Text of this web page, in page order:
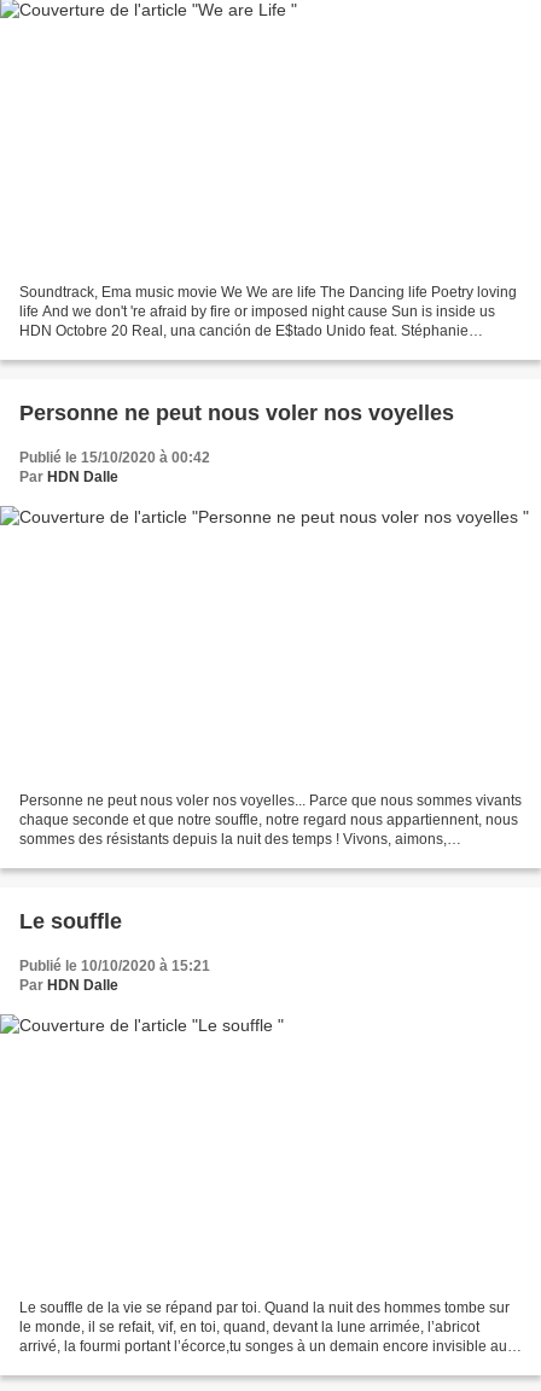
Soundtrack, Ema music movie We We are life The Dancing life Poetry loving
life And we don't 're afraid by fire or imposed night cause Sun is inside us
HDN Octobre 20 Real, una canción de E$tado Unido feat. Stéphanie
Personne ne peut nous voler nos voyelles
Publié le 15/10/2020 à 00:42
Par HDN Dalle
Personne ne peut nous voler nos voyelles... Parce que nous sommes vivants
chaque seconde et que notre souffle, notre regard nous appartiennent, nous
sommes des résistants depuis la nuit des temps ! Vivons, aimons,
Le souffle
Publié le 10/10/2020 à 15:21
Par HDN Dalle
Le souffle de la vie se répand par toi. Quand la nuit des hommes tombe sur
le monde, il se refait, vif, en toi, quand, devant la lune arrimée, l’abricot
arrivé, la fourmi portant l’écorce,tu songes à un demain encore invisible aux